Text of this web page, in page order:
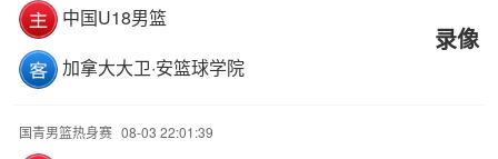
中国U18男篮
加拿大大卫·安篮球学院
录像
国青男篮热身赛 08-03 22:01:39